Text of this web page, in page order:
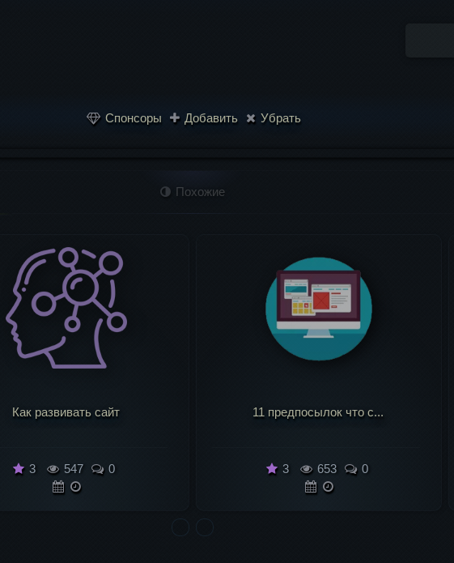
Спонсоры Добавить Убрать
Похожие
11 предпосылок что с...
3 653 0
Сайт для гармоничног...
3 545 0